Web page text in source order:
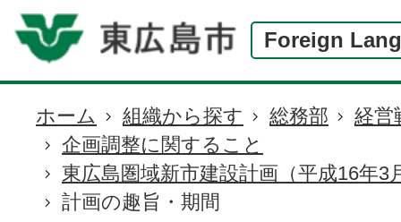
Foreign
現
在
の
位
ホーム 組織から探す 総務部
経営
企画調整に関すること
東広島圏域新市建設計画（平成16年3
計画の趣旨・期間